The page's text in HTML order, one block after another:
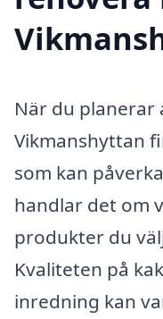
När du
Vikmanshyttan
som kan
handlar det om
produkter du
Kvaliteten på
inredning kan